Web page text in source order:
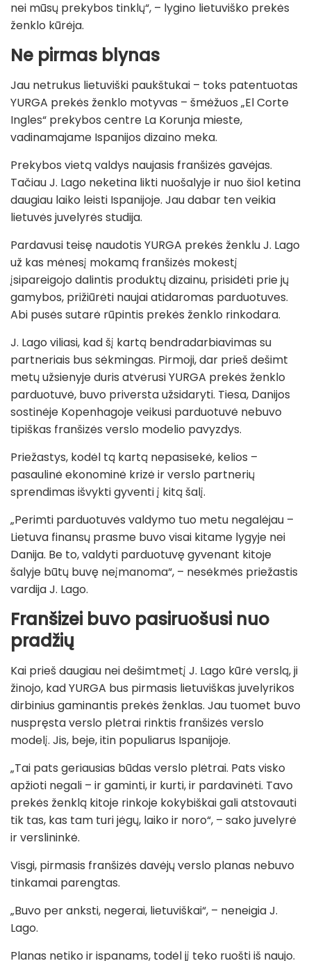
nei mūsų prekybos tinklų“, – lygino lietuviško prekės
ženklo kūrėja.
Ne pirmas blynas
Jau netrukus lietuviški paukštukai – toks patentuotas
YURGA prekės ženklo motyvas – šmėžuos „El Corte
Ingles“ prekybos centre La Korunja mieste,
vadinamajame Ispanijos dizaino meka.
Prekybos vietą valdys naujasis franšizės gavėjas.
Tačiau J. Lago neketina likti nuošalyje ir nuo šiol ketina
daugiau laiko leisti Ispanijoje. Jau dabar ten veikia
lietuvės juvelyrės studija.
Pardavusi teisę naudotis YURGA prekės ženklu J. Lago
už kas mėnesį mokamą franšizės mokestį
įsipareigojo dalintis produktų dizainu, prisidėti prie jų
gamybos, prižiūrėti naujai atidaromas parduotuves.
Abi pusės sutarė rūpintis prekės ženklo rinkodara.
J. Lago viliasi, kad šį kartą bendradarbiavimas su
partneriais bus sėkmingas. Pirmoji, dar prieš dešimt
metų užsienyje duris atvėrusi YURGA prekės ženklo
parduotuvė, buvo priversta užsidaryti. Tiesa, Danijos
sostinėje Kopenhagoje veikusi parduotuvė nebuvo
tipiškas franšizės verslo modelio pavyzdys.
Priežastys, kodėl tą kartą nepasisekė, kelios –
pasaulinė ekonominė krizė ir verslo partnerių
sprendimas išvykti gyventi į kitą šalį.
„Perimti parduotuvės valdymo tuo metu negalėjau –
Lietuva finansų prasme buvo visai kitame lygyje nei
Danija. Be to, valdyti parduotuvę gyvenant kitoje
šalyje būtų buvę neįmanoma“, – nesėkmės priežastis
vardija J. Lago.
Franšizei buvo pasiruošusi nuo
pradžių
Kai prieš daugiau nei dešimtmetį J. Lago kūrė verslą, ji
žinojo, kad YURGA bus pirmasis lietuviškas juvelyrikos
dirbinius gaminantis prekės ženklas. Jau tuomet buvo
nuspręsta verslo plėtrai rinktis franšizės verslo
modelį. Jis, beje, itin populiarus Ispanijoje.
„Tai pats geriausias būdas verslo plėtrai. Pats visko
apžioti negali – ir gaminti, ir kurti, ir pardavinėti. Tavo
prekės ženklą kitoje rinkoje kokybiškai gali atstovauti
tik tas, kas tam turi jėgų, laiko ir noro“, – sako juvelyrė
ir verslininkė.
Visgi, pirmasis franšizės davėjų verslo planas nebuvo
tinkamai parengtas.
„Buvo per anksti, negerai, lietuviškai“, – neneigia J.
Lago.
Planas netiko ir ispanams, todėl jį teko ruošti iš naujo.